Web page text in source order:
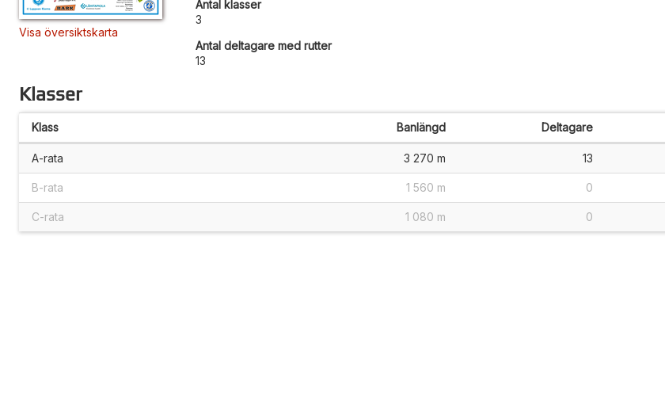
Visa översiktskarta
Antal klasser
3
Antal deltagare med rutter
13
Klasser
Klass Banlängd Deltagare
A-rata 3 270 m 13
B-rata 1 560 m 0
C-rata 1 080 m 0